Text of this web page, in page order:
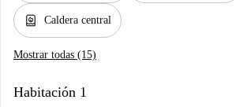
water_heater Caldera central
Mostrar todas (15)
Habitación 1